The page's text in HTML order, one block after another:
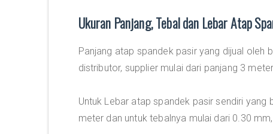
Ukuran Panjang, Tebal dan Lebar Atap
Panjang atap spandek pasir yang dijual oleh
distributor, supplier mulai dari panjang 3
Untuk Lebar atap spandek pasir sendiri
meter dan untuk tebalnya mulai dari 0.30